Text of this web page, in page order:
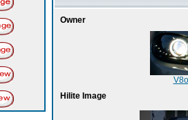
Owner
Hilite Image